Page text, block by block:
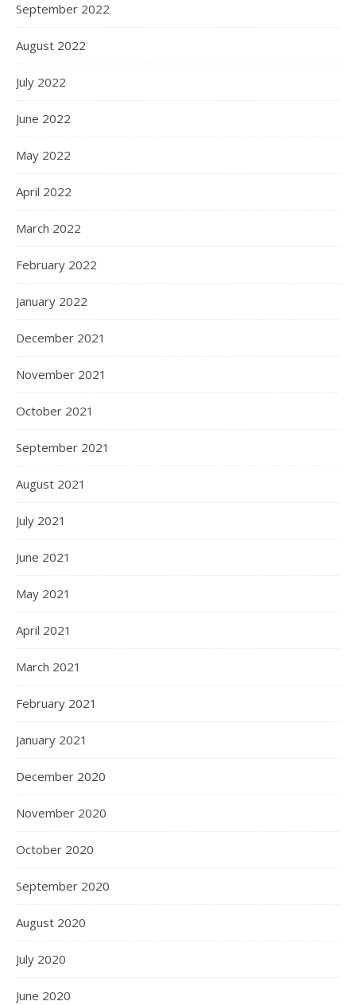
September 2022
August 2022
July 2022
June 2022
May 2022
April 2022
March 2022
February 2022
January 2022
December 2021
November 2021
October 2021
September 2021
August 2021
July 2021
June 2021
May 2021
April 2021
March 2021
February 2021
January 2021
December 2020
November 2020
October 2020
September 2020
August 2020
July 2020
June 2020